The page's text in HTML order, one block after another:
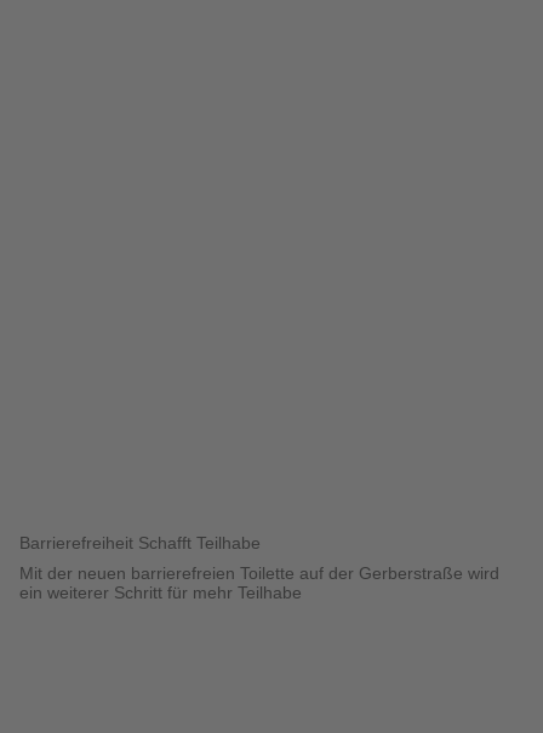
Barrierefreiheit Schafft Teilhabe
Mit der neuen barrierefreien Toilette auf der Gerberstraße wird
ein weiterer Schritt für mehr Teilhabe